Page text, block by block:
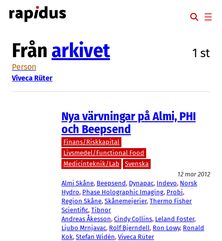
Hoppa
till
Från arkivet 1 st
Person
Viveca Rüter
Nya värvningar på Almi, PHI
och Beepsend
Finans/Riskkapital
Livsmedel/Functional Food
Medicinteknik/Lab
Svenska
12 mar 2012
Almi Skåne, Beepsend, Dynapac, Indevo, Norsk
Hydro, Phase Holographic Imaging, Probi
Region Skåne, Skånemejerier, Thermo Fisher
Scientific, Tibnor
Andreas Åkesson, Cindy Collins, Leland Foster
Ljubo Mrnjavac, Rolf Bjerndell, Ron Lowy, Ronald
Kok, Stefan Widén, Viveca Rüter